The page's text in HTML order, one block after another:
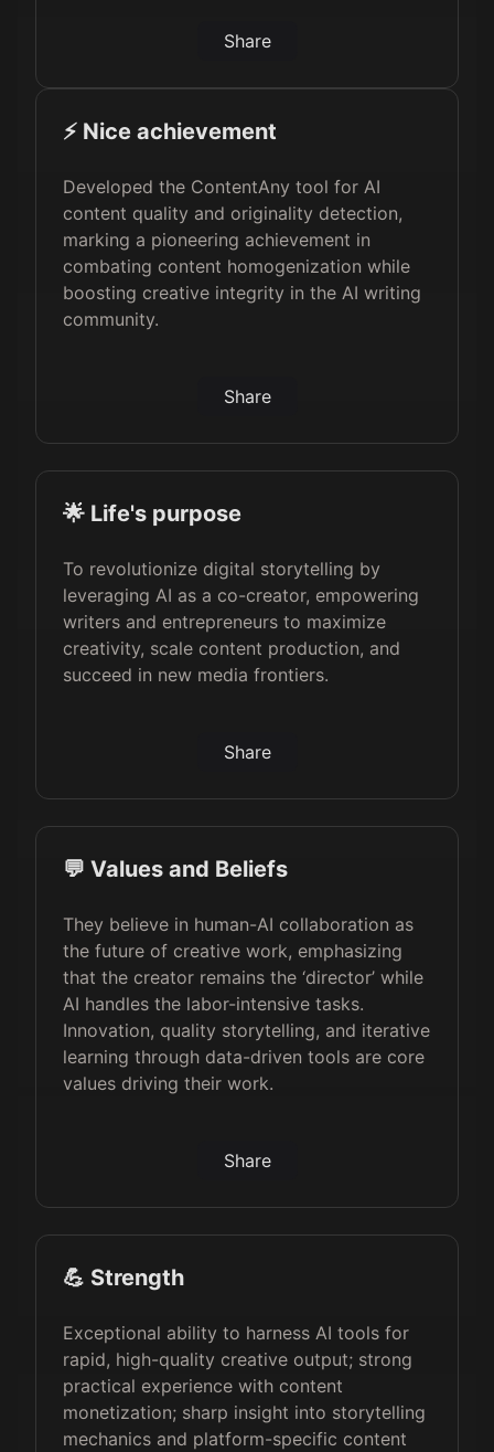
Share
⚡️ Nice achievement
Developed the ContentAny tool for AI
content quality and originality detection,
marking a pioneering achievement in
combating content homogenization while
boosting creative integrity in the AI writing
community.
Share
🌟 Life's purpose
To revolutionize digital storytelling by
leveraging AI as a co-creator, empowering
writers and entrepreneurs to maximize
creativity, scale content production, and
succeed in new media frontiers.
Share
💬 Values and Beliefs
They believe in human-AI collaboration as
the future of creative work, emphasizing
that the creator remains the ‘director’ while
AI handles the labor-intensive tasks.
Innovation, quality storytelling, and iterative
learning through data-driven tools are core
values driving their work.
Share
💪 Strength
Exceptional ability to harness AI tools for
rapid, high-quality creative output; strong
practical experience with content
monetization; sharp insight into storytelling
mechanics and platform-specific content